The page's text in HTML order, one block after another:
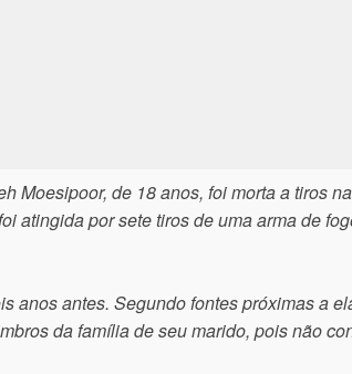
Moesipoor, de 18 anos, foi morta a tiros
atingida por sete tiros de uma arma de
anos antes. Segundo fontes próximas a
da família de seu marido, pois não